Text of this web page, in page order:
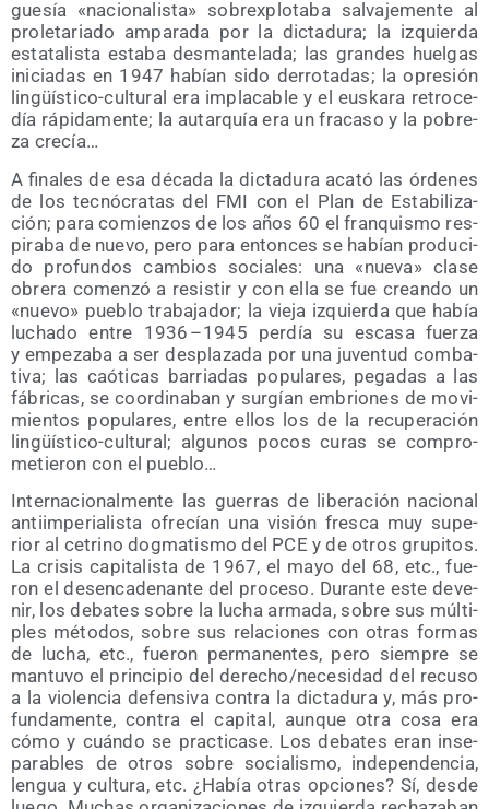
gue­sía «nacio­na­lis­ta» sobrex­plo­ta­ba sal­va­je­men­te al
pro­le­ta­ria­do ampa­ra­da por la dic­ta­du­ra; la izquier­da
esta­ta­lis­ta esta­ba des­man­te­la­da; las gran­des huel­gas
ini­cia­das en 1947 habían sido derro­ta­das; la opre­sión
lin­güís­ti­co-cul­tu­ral era impla­ca­ble y el eus­ka­ra retro­ce­
día rápi­da­men­te; la autar­quía era un fra­ca­so y la pobre­
za crecía…
A fina­les de esa déca­da la dic­ta­du­ra aca­tó las órde­nes
de los tec­nó­cra­tas del FMI con el Plan de Esta­bi­li­za­
ción; para comien­zos de los años 60 el fran­quis­mo res­
pi­ra­ba de nue­vo, pero para enton­ces se habían pro­du­ci­
do pro­fun­dos cam­bios socia­les: una «nue­va» cla­se
obre­ra comen­zó a resis­tir y con ella se fue crean­do un
«nue­vo» pue­blo tra­ba­ja­dor; la vie­ja izquier­da que había
lucha­do entre 1936 – 1945 per­día su esca­sa fuer­za
y empe­za­ba a ser des­pla­za­da por una juven­tud com­ba­
ti­va; las caó­ti­cas barria­das popu­la­res, pega­das a las
fábri­cas, se coor­di­na­ban y sur­gían embrio­nes de movi­
mien­tos popu­la­res, entre ellos los de la recu­pe­ra­ción
lin­güís­ti­co-cul­tu­ral; algu­nos pocos curas se com­pro­
me­tie­ron con el pueblo…
Inter­na­cio­nal­men­te las gue­rras de libe­ra­ción nacio­nal
anti­im­pe­ria­lis­ta ofre­cían una visión fres­ca muy supe­
rior al cetrino dog­ma­tis­mo del PCE y de otros gru­pi­tos.
La cri­sis capi­ta­lis­ta de 1967, el mayo del 68, etc., fue­
ron el des­en­ca­de­nan­te del pro­ce­so. Duran­te este deve­
nir, los deba­tes sobre la lucha arma­da, sobre sus múl­ti­
ples méto­dos, sobre sus rela­cio­nes con otras for­mas
de lucha, etc., fue­ron per­ma­nen­tes, pero siem­pre se
man­tu­vo el prin­ci­pio del derecho/​necesidad del recu­so
a la vio­len­cia defen­si­va con­tra la dic­ta­du­ra y, más pro­
fun­da­men­te, con­tra el capi­tal, aun­que otra cosa era
cómo y cuán­do se prac­ti­ca­se. Los deba­tes eran inse­
pa­ra­bles de otros sobre socia­lis­mo, inde­pen­den­cia,
len­gua y cul­tu­ra, etc. ¿Había otras opcio­nes? Sí, des­de